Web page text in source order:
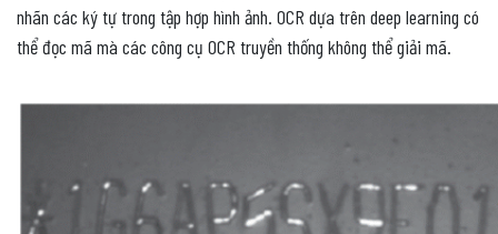
nhãn các ký tự trong tập hợp hình ảnh. OCR dựa trên deep learning có
thể đọc mã mà các công cụ OCR truyền thống không thể giải mã.